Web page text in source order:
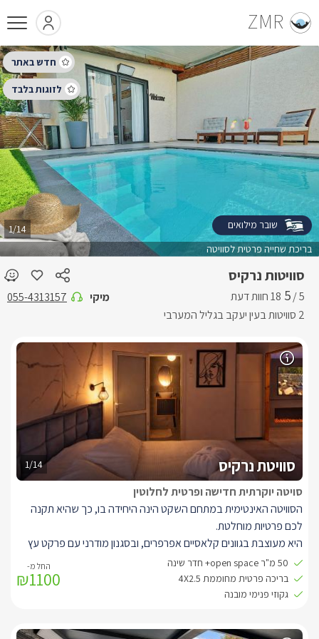
ZMR
סוויטות נרקיס
5 /
5
2 סוויטות בעין יעקב בגליל המערבי
מיקי 055-4313157
בריכת שחייה פרטית לסוויטה
1/14 שובר מילואים
1/14 סוויטת נרקיס
סויטה יוקרתית חדישה ופרטית לחלוטין
הסוויטה האינטימית במתחם השקט הינה היחידה בו, כך שהיא תקנה
לכם פרטיות מוחלטת.
היא מעוצבת בגוונים קלאסיים אפרפרים, ובסגנון מודרני עם פרקט עץ
אפור ואקססוריז תואמים. בכניסתכם אליה תפגשו בסלון ישיבה ובו ספה
מעוצבת בצבע אפור מבד קטיפה חדיש, שלצדה כורסא מבד תואם
בצבע ורוד עתיק. למולן טלוויזיה שקועה בקיר מעוצב עם דמוי אח תחתיו.
ותה עם קומקום, כיור ועוד.
50 מ"ר open space+ חדר שינה
בריכה פרטית מחוממת 4X2.5
גקוזי פנימי מובנה
₪1100